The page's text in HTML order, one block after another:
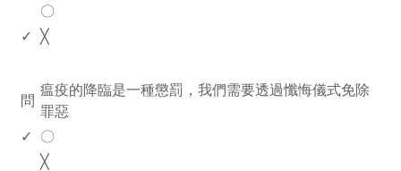
〇
✓ ╳
問
瘟疫的降臨是一種懲罰，我們需要透過懺悔儀式免除
罪惡
✓
〇
╳